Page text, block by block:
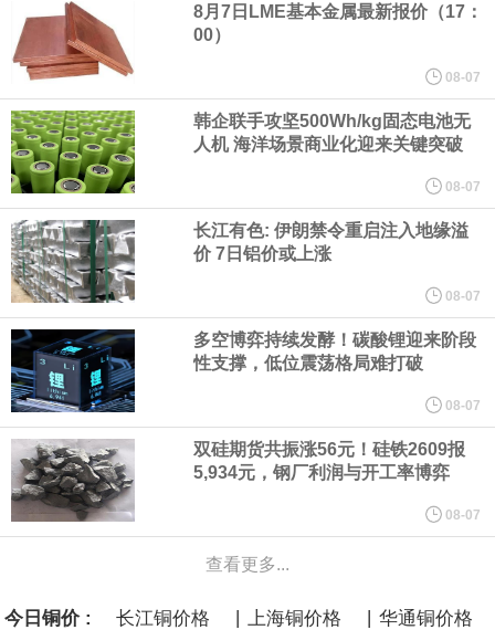
用人形机器人、四足机器人等产品。
美国总统特朗普6日否认他对国防部长赫格塞思不满，称对赫格塞思
所做的工作“非常满意”。特朗普在社交媒体上发帖称，一些媒体有关
他与赫格塞思就弹药短缺问题发生冲突的报道是“完全没有根据的谣
言”，他对赫格塞思所做的工作“非常满意”。
纽约期银突破64美元/盎司，日内涨3.91%。
据报道，威刚近日在法说会上表示，在需求增加、价格走高及货源
稳定的三大有利因素带动下，预期第3季度营运将优于第2季度，并
进一步扩大全年营运成果。
美国国会预算办公室（CBO）于当地时间5日发布报告称，美国海军
计划建造的15艘核动力“特朗普级”（Trump-class）战列舰，从研发
到采购的总费用可能高达2750亿美元，为美国有史以来最昂贵的水
8月7日LME基本金属最新报价（17：
00）
08-07
韩企联手攻坚500Wh/kg固态电池无
人机 海洋场景商业化迎来关键突破
08-07
长江有色: 伊朗禁令重启注入地缘溢
价 7日铝价或上涨
08-07
多空博弈持续发酵！碳酸锂迎来阶段
性支撑，低位震荡格局难打破
08-07
双硅期货共振涨56元！硅铁2609报
5,934元，钢厂利润与开工率博弈
08-07
查看更多...
今日铜价 : 长江铜价格 | 上海铜价格 | 华通铜价格